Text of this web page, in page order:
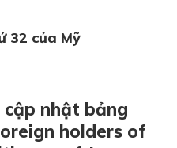
32 của Mỹ
nhật bảng
holders of